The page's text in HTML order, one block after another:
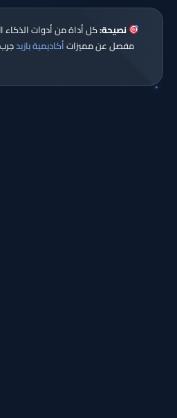
نصيحة:كل أداة من أدوات
مفصل عن مميزاتأكاديمية بازيد